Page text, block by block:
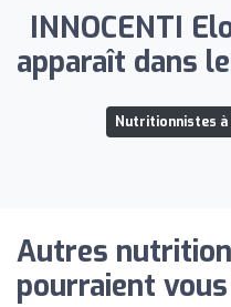
INNOCENTI
apparaît dans
Nutritionnistes à
Autres
pourraient